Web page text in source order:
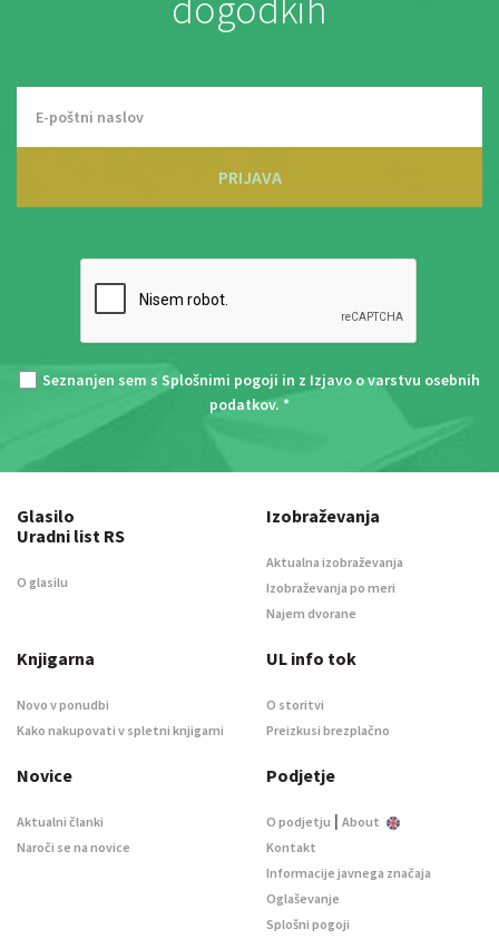
PRIJAVA
Seznanjen sem s Splošnimi pogoji in z Izjavo o varstvu osebnih
podatkov. *
Glasilo
Uradni list RS
O glasilu
Izobraževanja
Aktualna izobraževanja
Izobraževanja po meri
Najem dvorane
Knjigarna
Novo v ponudbi
Kako nakupovati v spletni knjigarni
UL info tok
O storitvi
Preizkusi brezplačno
Novice
Aktualni članki
Naroči se na novice
Podjetje
O podjetju | About
Kontakt
Informacije javnega značaja
Oglaševanje
Splošni pogoji